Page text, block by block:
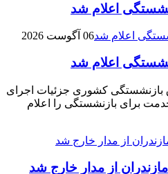
اعلام شد
06 آگوست 2026
اعلام شد
بازنشستگی کشوری جزئیات اجرای
برای بازنشستگی را اعلام